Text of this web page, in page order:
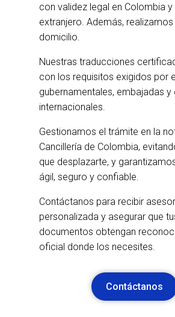
con validez legal en Colombia y
extranjero. Además,
domicilio.
Nuestras traducciones
con los requisitos exigidos por
gubernamentales, embajadas
internacionales.
Gestionamos el trámite en la
Cancillería de Colombia,
que desplazarte, y
ágil, seguro y confiable.
Contáctanos para recibir
personalizada y asegurar que
documentos obtengan
oficial donde los necesites.
Contáctanos